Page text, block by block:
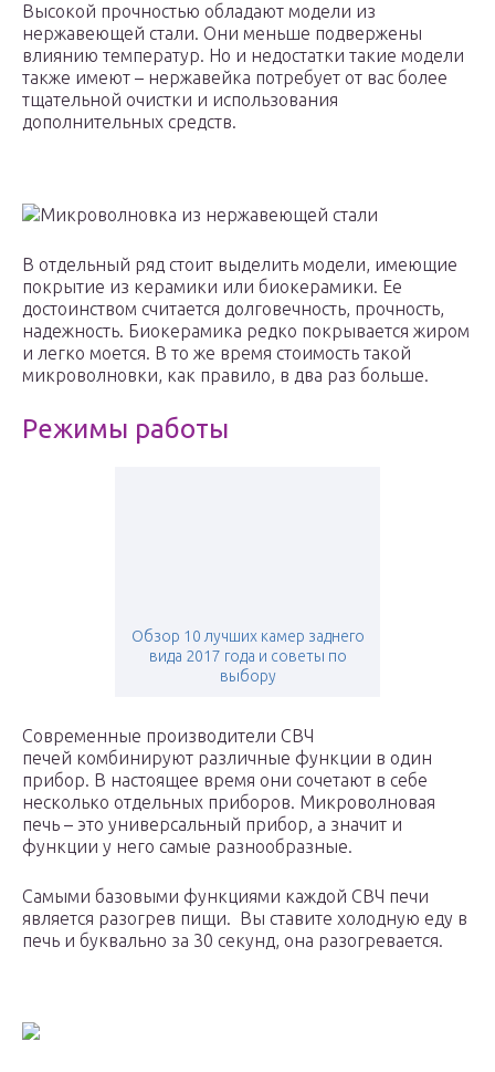
Высокой прочностью обладают модели из
нержавеющей стали. Они меньше подвержены
влиянию температур. Но и недостатки такие модели
также имеют – нержавейка потребует от вас более
тщательной очистки и использования
дополнительных средств.
Микроволновка из нержавеющей стали
В отдельный ряд стоит выделить модели, имеющие
покрытие из керамики или биокерамики. Ее
достоинством считается долговечность, прочность,
надежность. Биокерамика редко покрывается жиром
и легко моется. В то же время стоимость такой
микроволновки, как правило, в два раз больше.
Режимы работы
Обзор 10 лучших камер заднего
вида 2017 года и советы по
выбору
Современные производители СВЧ
печей комбинируют различные функции в один
прибор. В настоящее время они сочетают в себе
несколько отдельных приборов. Микроволновая
печь – это универсальный прибор, а значит и
функции у него самые разнообразные.
Самыми базовыми функциями каждой СВЧ печи
является разогрев пищи. Вы ставите холодную еду в
печь и буквально за 30 секунд, она разогревается.